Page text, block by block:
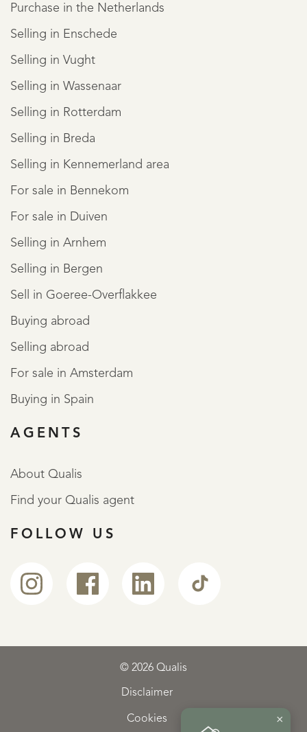
Purchase in the Netherlands
Selling in Enschede
Selling in Vught
Selling in Wassenaar
Selling in Rotterdam
Selling in Breda
Selling in Kennemerland area
For sale in Bennekom
For sale in Duiven
Selling in Arnhem
Selling in Bergen
Sell in Goeree-Overflakkee
Buying abroad
Selling abroad
For sale in Amsterdam
Buying in Spain
AGENTS
About Qualis
Find your Qualis agent
FOLLOW US
© 2026 Qualis
Disclaimer
Cookies ×